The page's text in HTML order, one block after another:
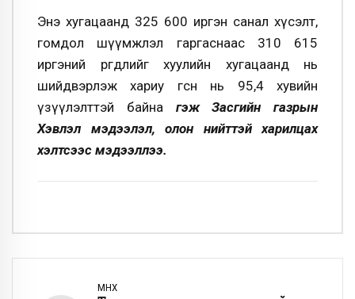
Энэ хугацаанд 325 600 иргэн санал хүсэлт,
гомдол шүүмжлэл гаргаснаас 310 615
иргэний өргөдлийг хуулийн хугацаанд нь
шийдвэрлэж хариу өгсөн нь 95,4 хувийн
үзүүлэлттэй байна гэжЗасгийн газрын
Хэвлэл мэдээлэл, олон нийттэй харилцах
хэлтсээс мэдээллээ.
ӨМНӨХ